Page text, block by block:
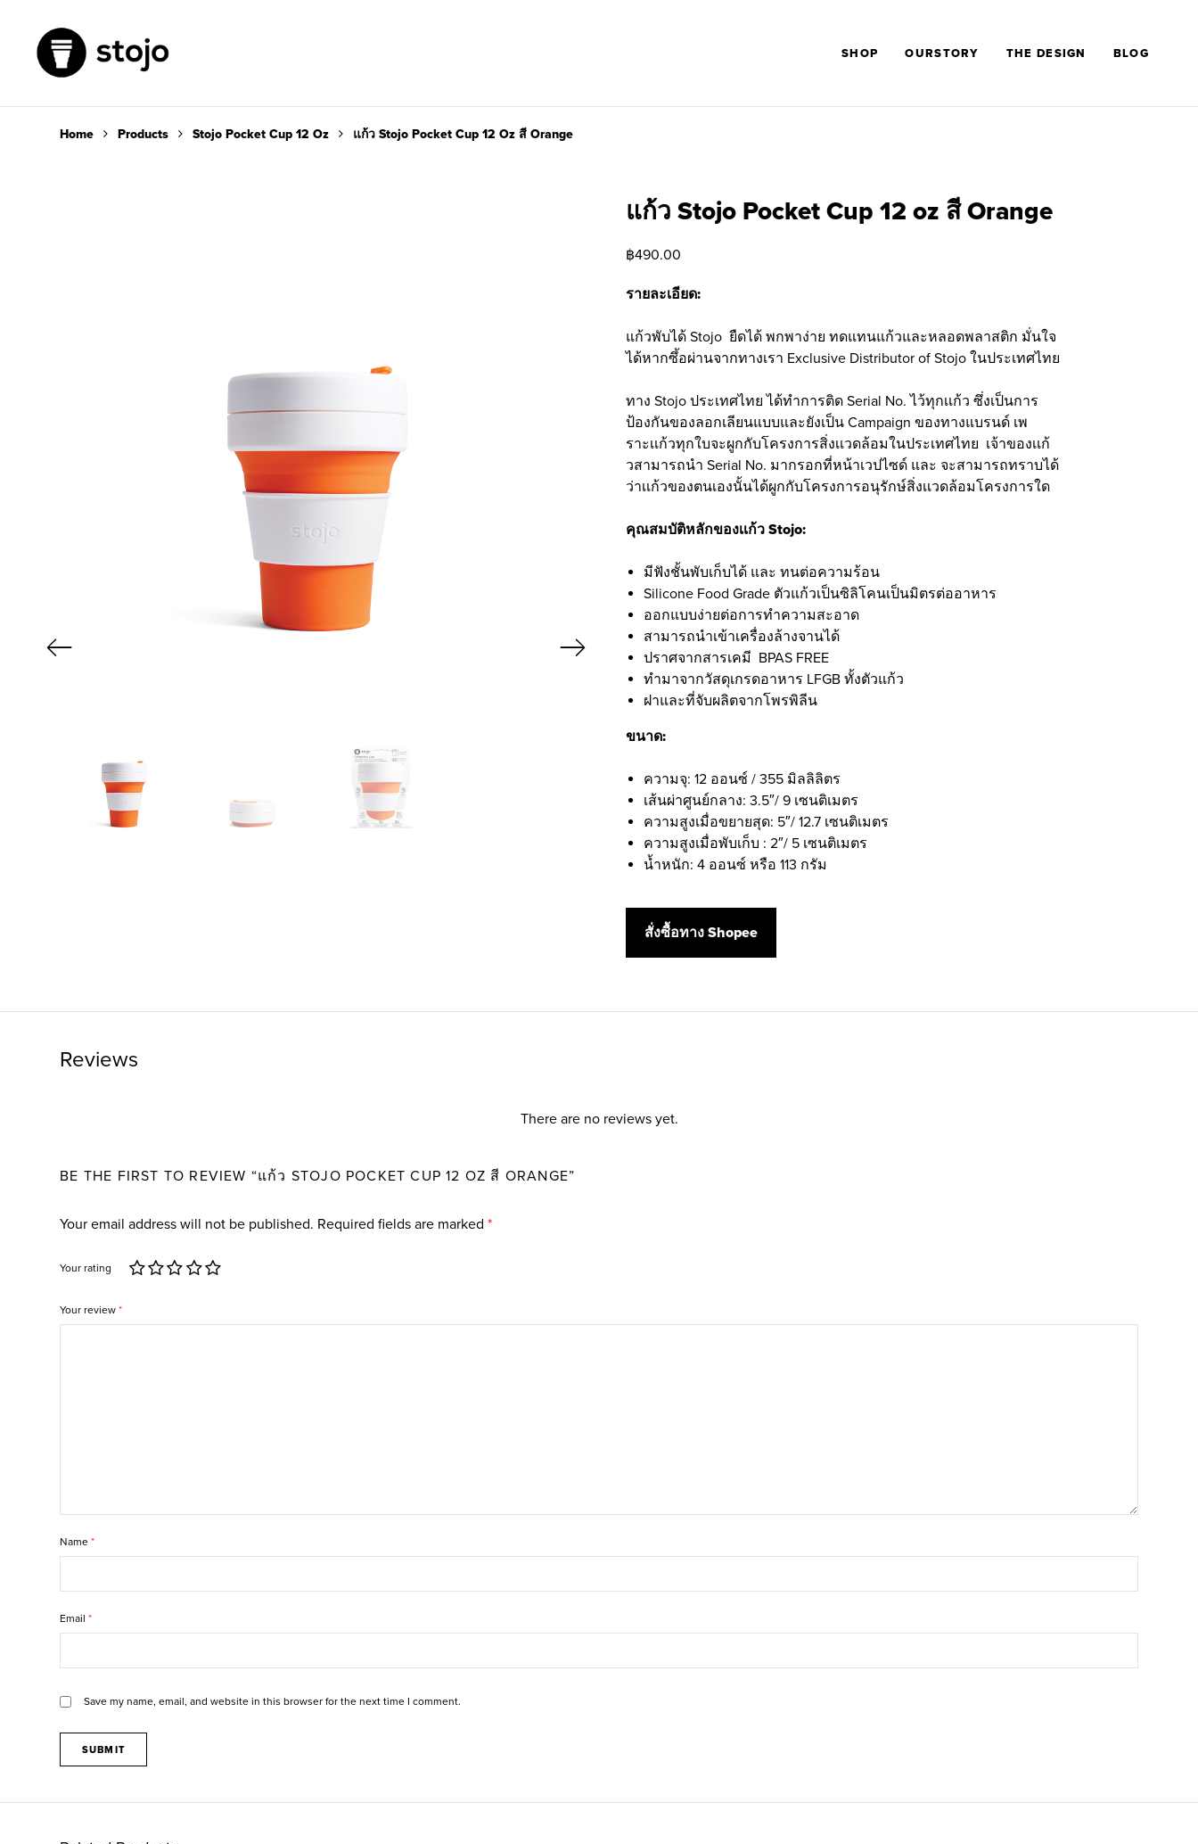
SHOP OURSTORY THE DESIGN BLOG
Home Products Stojo Pocket Cup 12 Oz แก้ว Stojo Pocket Cup 12 Oz สี Orange
แก้ว Stojo Pocket Cup 12 oz สี Orange
฿490.00
รายละเอียด:
แก้วพับได้ Stojo ยืดได้ พกพาง่าย ทดแทนแก้วและหลอดพลาสติก มั่นใจ
ได้หากซึ้อผ่านจากทางเรา Exclusive Distributor of Stojo ในประเทศไทย
ทาง Stojo ประเทศไทย ได้ทำการติด Serial No. ไว้ทุกเเก้ว ซึ่งเป็นการ
ป้องกันของลอกเลียนแบบและยังเป็น Campaign ของทางแบรนด์ เพ
ราะเเก้วทุกใบจะผูกกับโครงการสิ่งเเวดล้อมในประเทศไทย เจ้าของเเก้
วสามารถนำ Serial No. มากรอกที่หน้าเวปไซด์ และ จะสามารถทราบได้
ว่าเเก้วของตนเองนั้นได้ผูกกับโครงการอนุรักษ์สิ่งเเวดล้อมโครงการใด
คุณสมบัติหลักของเเก้ว Stojo:
มีฟังชั้นพับเก็บได้ และ ทนต่อความร้อน
Silicone Food Grade ตัวแก้วเป็นซิลิโคนเป็นมิตรต่ออาหาร
ออกแบบง่ายต่อการทำความสะอาด
สามารถนำเข้าเครื่องล้างจานได้
ปราศจากสารเคมี BPAS FREE
ทำมาจากวัสดุเกรดอาหาร LFGB ทั้งตัวแก้ว
ฝาและที่จับผลิตจากโพรพิลีน
ขนาด:
ความจุ: 12 ออนซ์ / 355 มิลลิลิตร
เส้นผ่าศูนย์กลาง: 3.5″/ 9 เซนติเมตร
ความสูงเมื่อขยายสุด: 5″/ 12.7 เซนติเมตร
ความสูงเมื่อพับเก็บ : 2″/ 5 เซนติเมตร
น้ำหนัก: 4 ออนซ์ หรือ 113 กรัม
สั่งซื้อทาง Shopee
Reviews
There are no reviews yet.
BE THE FIRST TO REVIEW “แก้ว STOJO POCKET CUP 12 OZ สี ORANGE”
Your email address will not be published. Required fields are marked*
Your rating 1 2 3 4 5
Your review*
Name*
Email*
Save my name, email, and website in this browser for the next time I comment.